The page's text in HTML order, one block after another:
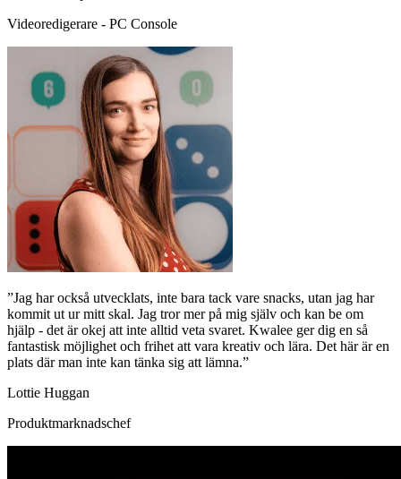
Videoredigerare - PC Console
”Jag har också utvecklats, inte bara tack vare snacks, utan jag har
kommit ut ur mitt skal. Jag tror mer på mig själv och kan be om
hjälp - det är okej att inte alltid veta svaret. Kwalee ger dig en så
fantastisk möjlighet och frihet att vara kreativ och lära. Det här är en
plats där man inte kan tänka sig att lämna.”
Lottie Huggan
Produktmarknadschef